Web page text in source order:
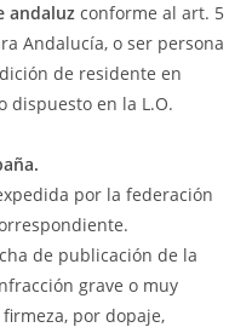
andaluz conforme al art. 5
Andalucía, o ser persona
de residente en
dispuesto en la L.O.
por la federación
de publicación de la
grave o muy
por dopaje,